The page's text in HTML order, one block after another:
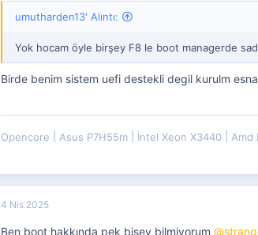
umutharden13' Alıntı:
Yok hocam öyle birşey F8 le boot managerde
Birde benim sistem uefi destekli degil kurulm
Opencore Asus P7H55m İntel Xeon X3440 Amd
4 Nis 2025
Ben boot hakkında pek bişey bilmiyorum